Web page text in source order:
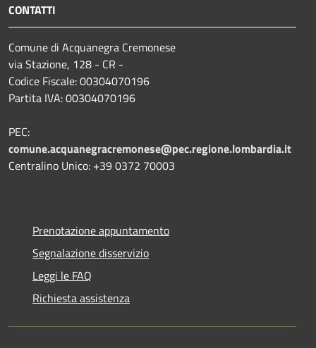
CONTATTI
Comune di Acquanegra Cremonese
via Stazione, 128 - CR -
Codice Fiscale: 00304070196
Partita IVA: 00304070196
PEC:
comune.acquanegracremonese@pec.regione.lombardia.it
Centralino Unico: +39 0372 70003
Prenotazione appuntamento
Segnalazione disservizio
Leggi le FAQ
Richiesta assistenza